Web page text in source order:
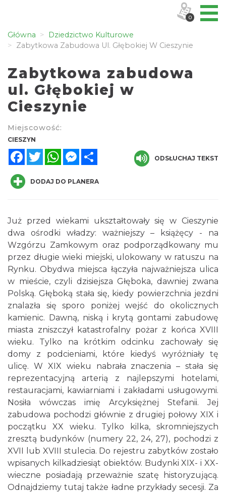
Główna
Dziedzictwo Kulturowe
Zabytkowa Zabudowa Ul. Głębokiej W Cieszynie
Zabytkowa zabudowa
ul. Głębokiej w
Cieszynie
Miejscowość:
CIESZYN
FacebookTwitterWhatsAppMessenger
ODSŁUCHAJ TEKST
DODAJ DO PLANERA
Już przed wiekami ukształtowały się w Cieszynie
dwa ośrodki władzy: ważniejszy – książęcy - na
Wzgórzu Zamkowym oraz podporządkowany mu
przez długie wieki miejski, ulokowany w ratuszu na
Rynku. Obydwa miejsca łączyła najważniejsza ulica
w mieście, czyli dzisiejsza Głęboka, dawniej zwana
Polską. Głęboką stała się, kiedy powierzchnia jezdni
znalazła się sporo poniżej wejść do okolicznych
kamienic. Dawną, niską i krytą gontami zabudowę
miasta zniszczył katastrofalny pożar z końca XVIII
wieku. Tylko na krótkim odcinku zachowały się
domy z podcieniami, które kiedyś wyróżniały tę
ulicę. W XIX wieku nabrała znaczenia – stała się
reprezentacyjną arterią z najlepszymi hotelami,
restauracjami, kawiarniami i zakładami usługowymi.
Nosiła wówczas imię Arcyksiężnej Stefanii. Jej
zabudowa pochodzi głównie z drugiej połowy XIX i
początku XX wieku. Tylko kilka, skromniejszych
zresztą budynków (numery 22, 24, 27), pochodzi z
XVII lub XVIII stulecia. Do rejestru zabytków zostało
wpisanych kilkadziesiąt obiektów. Budynki XIX- i XX-
wieczne posiadają przeważnie szatę historyzującą.
Odnajdziemy tutaj także ładne przykłady secesji. Za
0